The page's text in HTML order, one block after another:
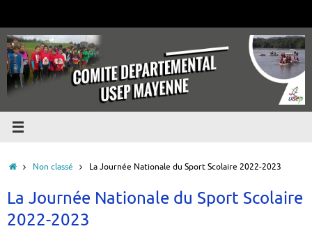
contenu
AccueilNon classé La Journée Nationale du Sport Scolaire 2022-2023
La Journée Nationale du Sport Scolaire
2022-2023